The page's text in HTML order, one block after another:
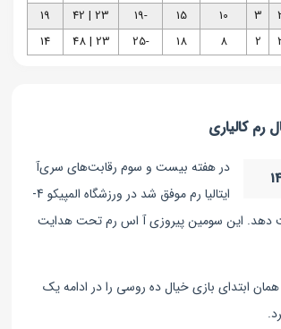
3
10
15
-19
23 | 42
19
2
8
18
-25
23 | 48
14
رم کالیاری
در هفته بیست و سوم رقابت‌های سری‌آ
ایتالیا رم موفق شد در ورزشگاه المپیکو 4-
دهد. این سومین پیروزی آ اس رم تحت هدایت
همان ابتدای بازی خیال ده روسی را در ادامه یک